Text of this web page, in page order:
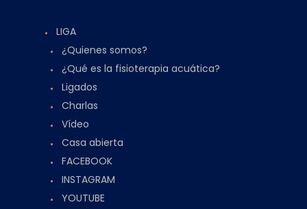
LIGA
¿Quienes somos?
¿Qué es la fisioterapia acuática?
Ligados
Charlas
Vídeo
Casa abierta
FACEBOOK
INSTAGRAM
YOUTUBE